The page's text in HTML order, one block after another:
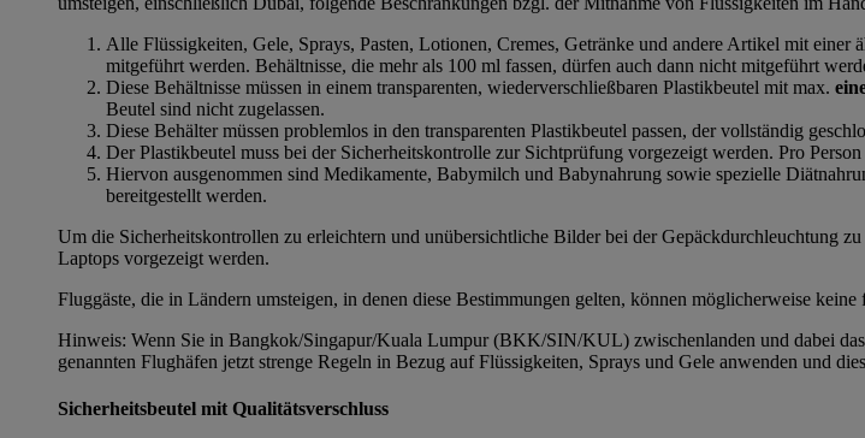
Alle Flüssigkeiten, Gele, Sprays, Pasten, Lotionen, Cremes, Getränke und andere Artikel mit einer
mitgeführt werden. Behältnisse, die mehr als 100 ml fassen, dürfen auch dann nicht mitgeführt
Diese Behältnisse müssen in einem transparenten, wiederverschließbaren Plastikbeutel mit max.
Beutel sind nicht zugelassen.
Diese Behälter müssen problemlos in den transparenten Plastikbeutel passen, der vollständig
Der Plastikbeutel muss bei der Sicherheitskontrolle zur Sichtprüfung vorgezeigt werden. Pro
Hiervon ausgenommen sind Medikamente, Babymilch und Babynahrung sowie spezielle
bereitgestellt werden.
Um die Sicherheitskontrollen zu erleichtern und unübersichtliche Bilder bei der Gepäckdurchleuchtung
Laptops vorgezeigt werden.
Fluggäste, die in Ländern umsteigen, in denen diese Bestimmungen gelten, können möglicherweise
Hinweis: Wenn Sie in Bangkok/Singapur/Kuala Lumpur (BKK/SIN/KUL) zwischenlanden und dabei
genannten Flughäfen jetzt strenge Regeln in Bezug auf Flüssigkeiten, Sprays und Gele anwenden und
Sicherheitsbeutel mit Qualitätsverschluss